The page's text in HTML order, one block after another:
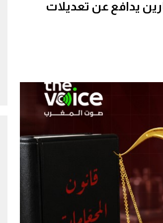
يدافع عن تعديلات